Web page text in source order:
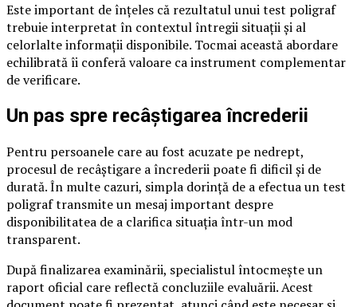
Este important de înțeles că rezultatul unui test poligraf
trebuie interpretat în contextul întregii situații și al
celorlalte informații disponibile. Tocmai această abordare
echilibrată îi conferă valoare ca instrument complementar
de verificare.
Un pas spre recâștigarea încrederii
Pentru persoanele care au fost acuzate pe nedrept,
procesul de recâștigare a încrederii poate fi dificil și de
durată. În multe cazuri, simpla dorință de a efectua un test
poligraf transmite un mesaj important despre
disponibilitatea de a clarifica situația într-un mod
transparent.
După finalizarea examinării, specialistul întocmește un
raport oficial care reflectă concluziile evaluării. Acest